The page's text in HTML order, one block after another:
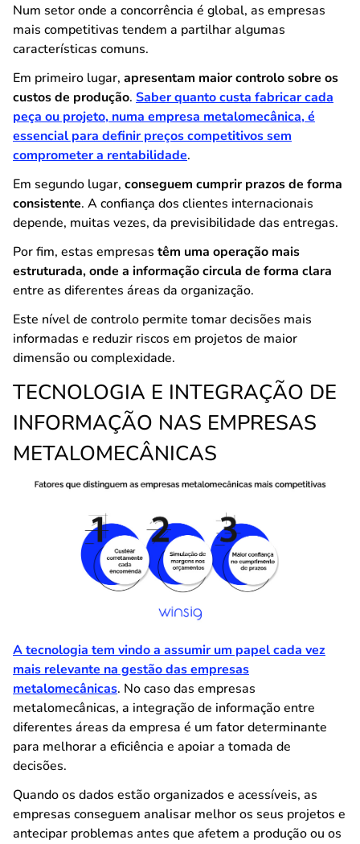
Num setor onde a concorrência é global, as empresas
mais competitivas tendem a partilhar algumas
características comuns.
Em primeiro lugar, apresentam maior controlo sobre os
custos de produção. Saber quanto custa fabricar cada
peça ou projeto, numa empresa metalomecânica, é
essencial para definir preços competitivos sem
comprometer a rentabilidade.
Em segundo lugar, conseguem cumprir prazos de forma
consistente. A confiança dos clientes internacionais
depende, muitas vezes, da previsibilidade das entregas.
Por fim, estas empresas têm uma operação mais
estruturada, onde a informação circula de forma clara
entre as diferentes áreas da organização.
Este nível de controlo permite tomar decisões mais
informadas e reduzir riscos em projetos de maior
dimensão ou complexidade.
TECNOLOGIA E INTEGRAÇÃO DE
INFORMAÇÃO NAS EMPRESAS
METALOMECÂNICAS
A tecnologia tem vindo a assumir um papel cada vez
mais relevante na gestão das empresas
metalomecânicas. No caso das empresas
metalomecânicas, a integração de informação entre
diferentes áreas da empresa é um fator determinante
para melhorar a eficiência e apoiar a tomada de
decisões.
Quando os dados estão organizados e acessíveis, as
empresas conseguem analisar melhor os seus projetos e
antecipar problemas antes que afetem a produção ou os